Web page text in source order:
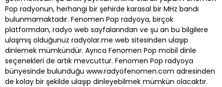
Pop radyonun, herhangi bir şehirde karasal bir MHz bandı
bulunmamaktadır. Fenomen Pop radyoya, birçok
platformdan, radyo web sayfalarından ve şu an bu bilgilere
ulaşmış olduğunuz radyolar.me web sitesinden ulaşıp
dinlemek mümkündür. Ayrıca Fenomen Pop mobil dinle
seçenekleri de artık mevcuttur. Fenomen Pop radyoya
bünyesinde bulunduğu www.radyofenomen.com adresinden
de kolay bir şekilde ulaşıp dinleyebilmek mümkün olacaktır.